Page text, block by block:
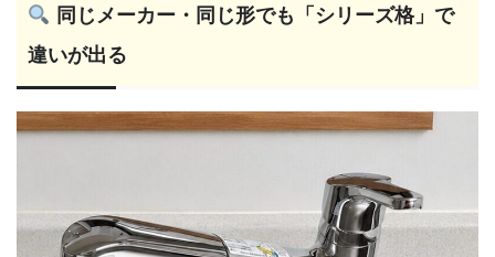
同じメーカー・同じ形でも「シリーズ格」で
違いが出る